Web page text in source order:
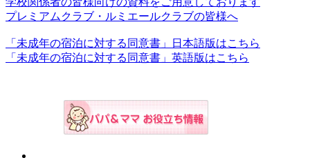
プレミアムクラブ・ルミエールクラブの皆様へ
「未成年の宿泊に対する同意書」日本語版はこちら
「未成年の宿泊に対する同意書」英語版はこちら